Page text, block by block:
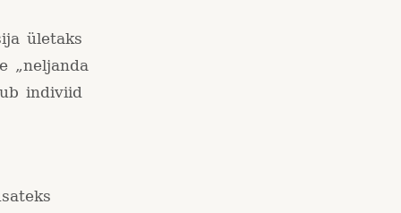
ületaks
„neljanda
indiviid